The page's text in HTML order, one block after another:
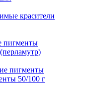
красители
пигменты
пигменты
50/100 г